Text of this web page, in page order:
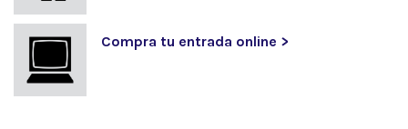
Compra tu entrada online >